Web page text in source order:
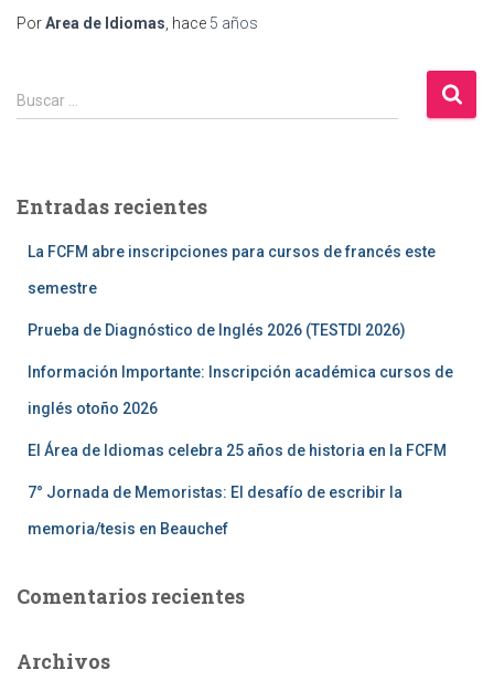
PorArea de Idiomas , hace 5 años
B
u
r
Buscar …
Entradas recientes
La FCFM abre inscripciones para cursos de francés este
semestre
Prueba de Diagnóstico de Inglés 2026 (TESTDI 2026)
Información Importante: Inscripción académica cursos de
inglés otoño 2026
El Área de Idiomas celebra 25 años de historia en la FCFM
7° Jornada de Memoristas: El desafío de escribir la
memoria/tesis en Beauchef
Comentarios recientes
Archivos